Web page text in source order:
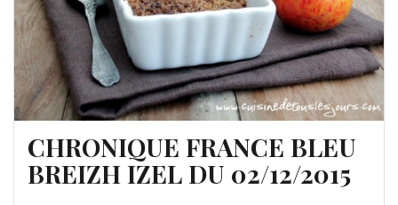
CHRONIQUE FRANCE BLEU
BREIZH IZEL DU 02/12/2015